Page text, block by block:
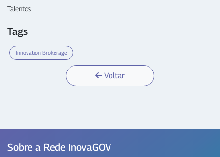
Talentos
Tags
Innovation Brokerage
Voltar
Sobre a Rede InovaGOV